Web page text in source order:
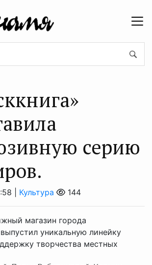
серию
| Культура 144
магазин города
уникальную линейку
творчества местных